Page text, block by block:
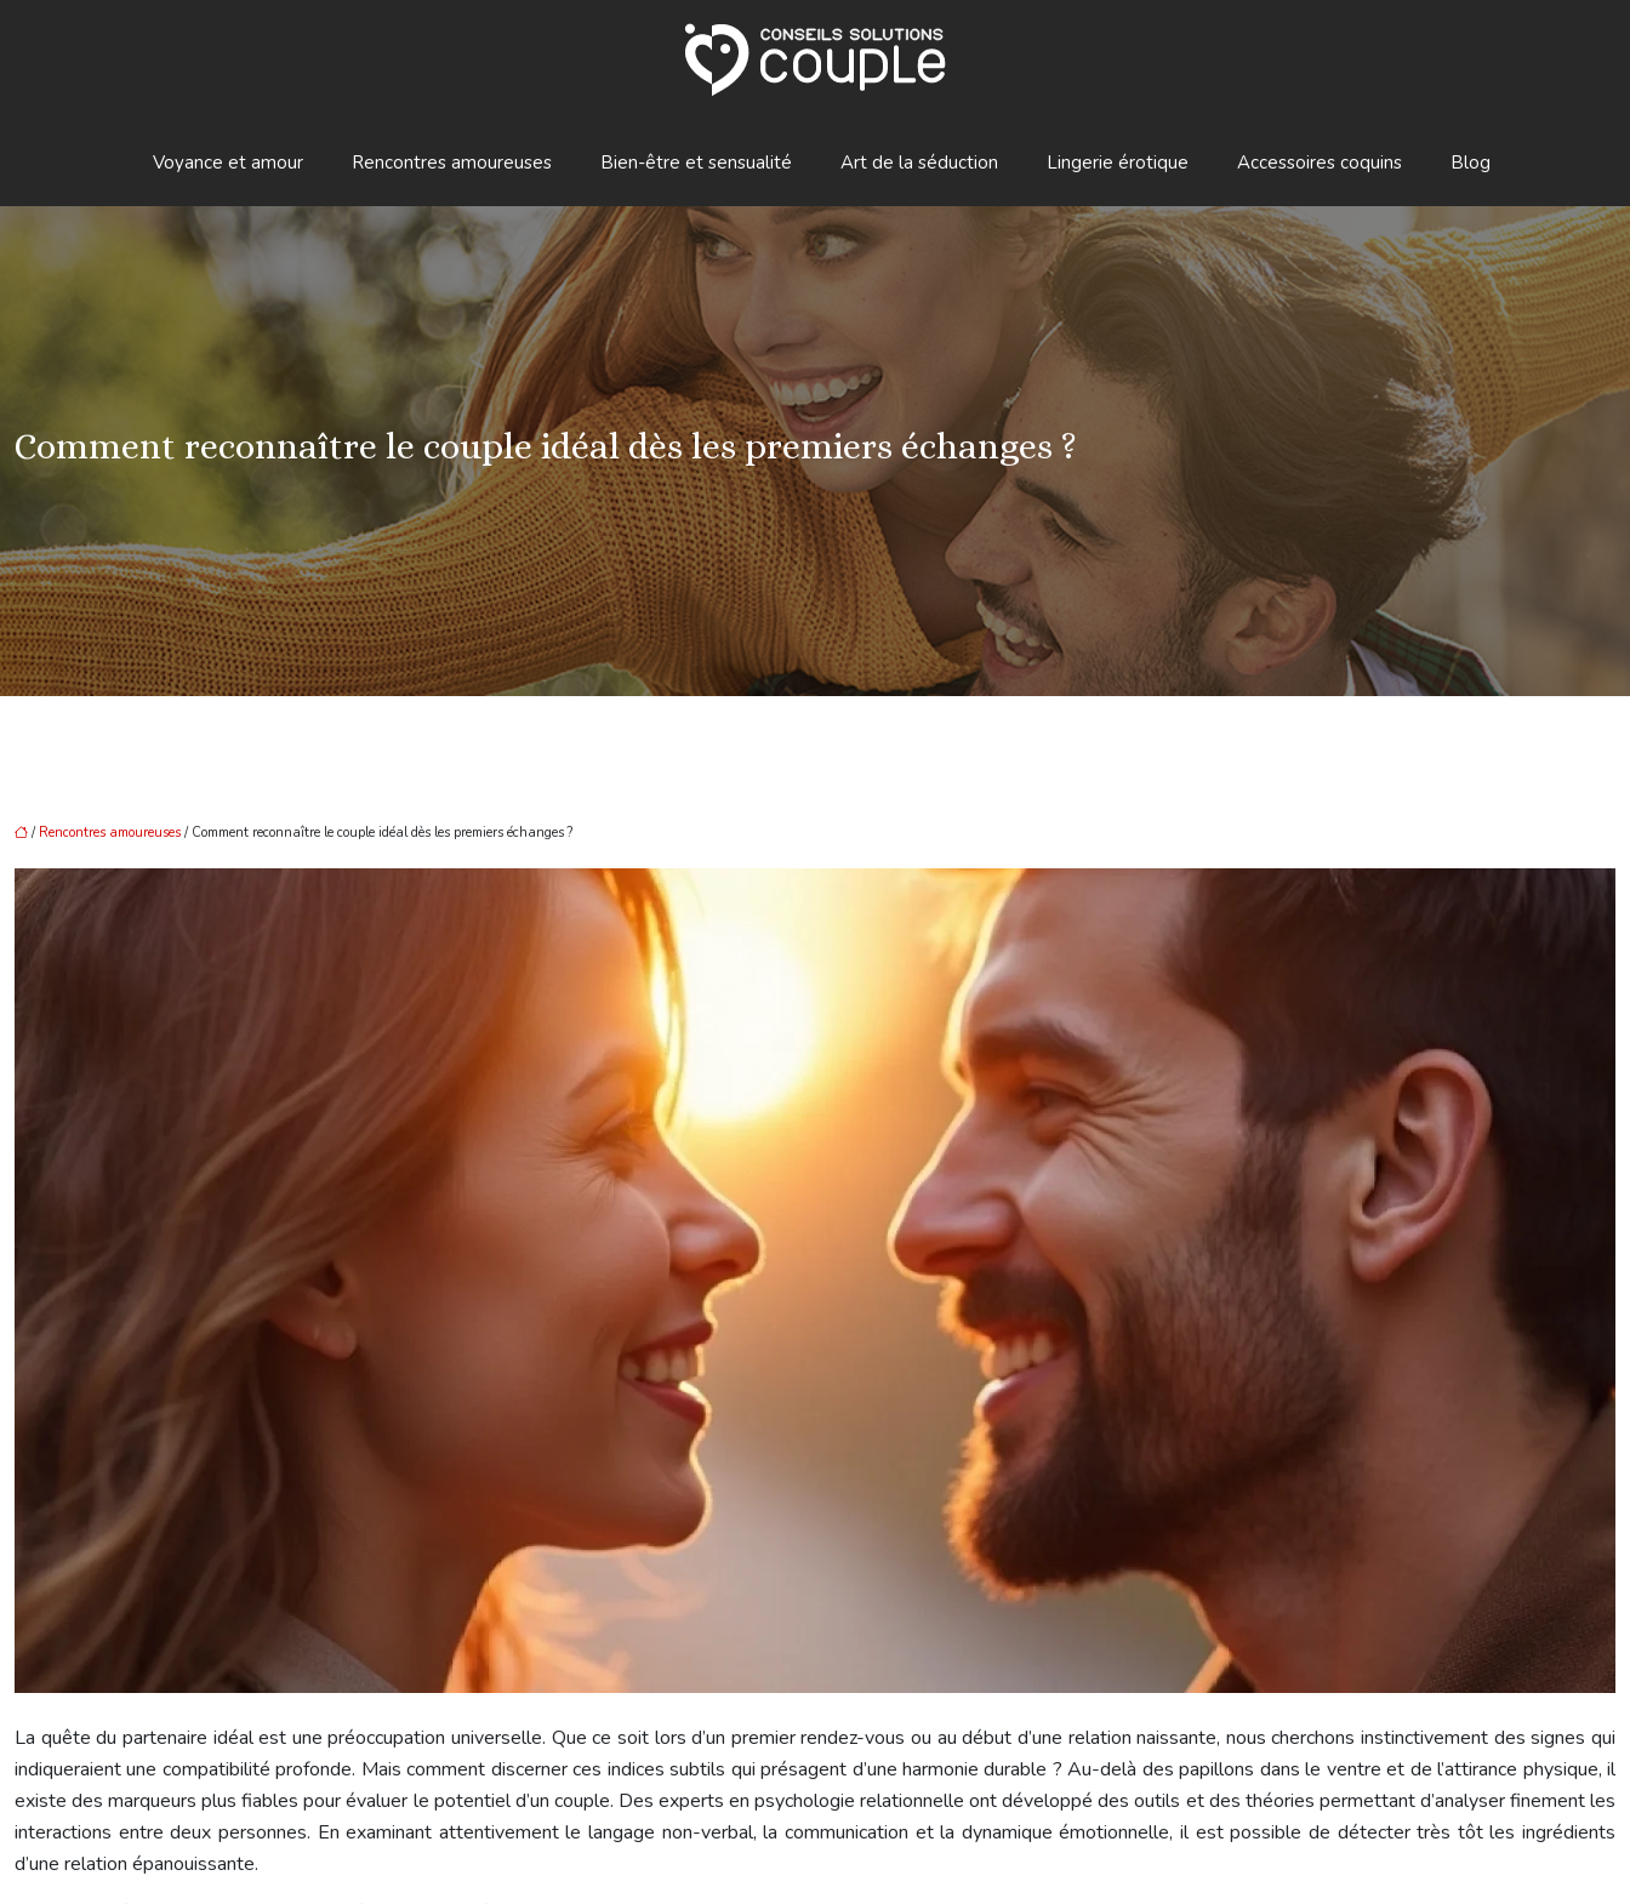
Voyance et amour Rencontres amoureuses Bien-être et sensualité Art de la séduction Lingerie érotique Accessoires coquins Blog
Comment reconnaître le couple idéal dès les premiers échanges ?
/ Rencontres amoureuses / Comment reconnaître le couple idéal dès les premiers échanges ?
La quête du partenaire idéal est une préoccupation universelle. Que ce soit lors d’un premier rendez-vous ou au début d’une relation naissante, nous cherchons instinctivement des signes qui
indiqueraient une compatibilité profonde. Mais comment discerner ces indices subtils qui présagent d’une harmonie durable ? Au-delà des papillons dans le ventre et de l’attirance physique, il
existe des marqueurs plus fiables pour évaluer le potentiel d’un couple. Des experts en psychologie relationnelle ont développé des outils et des théories permettant d’analyser finement les
interactions entre deux personnes. En examinant attentivement le langage non-verbal, la communication et la dynamique émotionnelle, il est possible de détecter très tôt les ingrédients
d’une relation épanouissante.